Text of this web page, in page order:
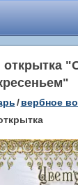
открытка
/ вербное